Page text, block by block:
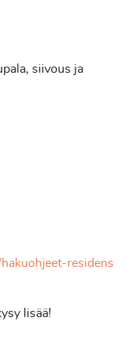
siivous ja
residens
lisää!